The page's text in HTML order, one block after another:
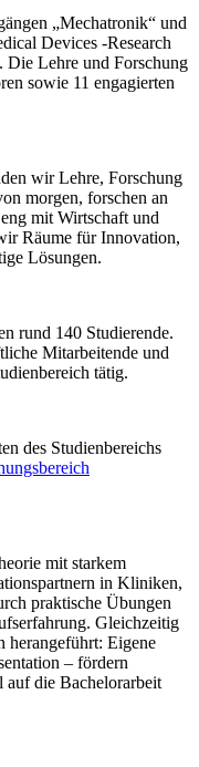
„Mechatronik“ und
Devices -Research
Die Lehre und Forschung
sowie 11 engagierten
wir Lehre, Forschung
morgen, forschen an
mit Wirtschaft und
Räume für Innovation,
Lösungen.
rund 140 Studierende.
Mitarbeitende und
tätig.
des Studienbereichs
mit starkem
in Kliniken,
praktische Übungen
Gleichzeitig
herangeführt: Eigene
– fördern
auf die Bachelorarbeit